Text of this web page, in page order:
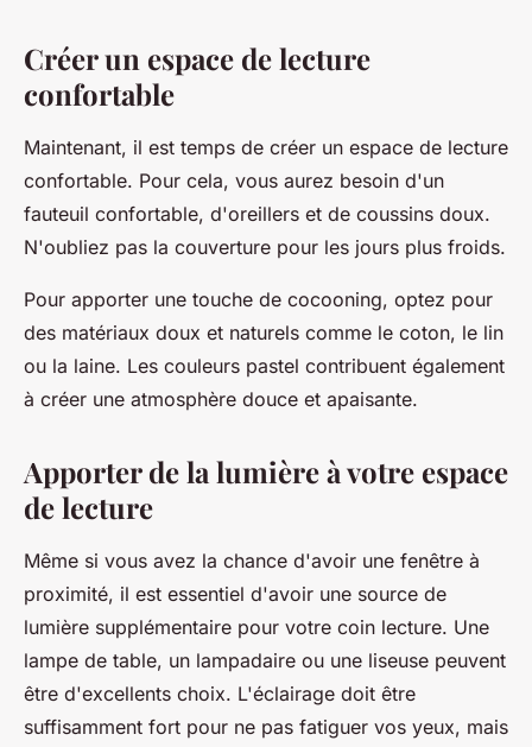
Créer un espace de lecture
confortable
Maintenant, il est temps de créer un espace de lecture
confortable. Pour cela, vous aurez besoin d'un
fauteuil confortable, d'oreillers et de coussins doux.
N'oubliez pas la couverture pour les jours plus froids.
Pour apporter une touche de cocooning, optez pour
des matériaux doux et naturels comme le coton, le lin
ou la laine. Les couleurs pastel contribuent également
à créer une atmosphère douce et apaisante.
Apporter de la lumière à votre espace
de lecture
Même si vous avez la chance d'avoir une fenêtre à
proximité, il est essentiel d'avoir une source de
lumière supplémentaire pour votre coin lecture. Une
lampe de table, un lampadaire ou une liseuse peuvent
être d'excellents choix. L'éclairage doit être
suffisamment fort pour ne pas fatiguer vos yeux, mais